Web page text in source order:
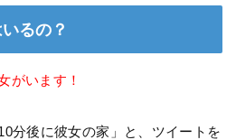
るの？
がいます！
分後に彼女の家」と、ツイートを